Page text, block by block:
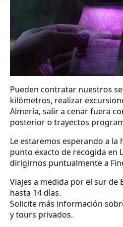
Pueden contratar nuestros
kilómetros, realizar
Almería, salir a cenar fuera
posterior o trayectos
Le estaremos esperando a la
punto exacto de recogida en
dirigirnos puntualmente a
Viajes a medida por el sur de
hasta 14 dìas.
Solicite más información
y tours privados.